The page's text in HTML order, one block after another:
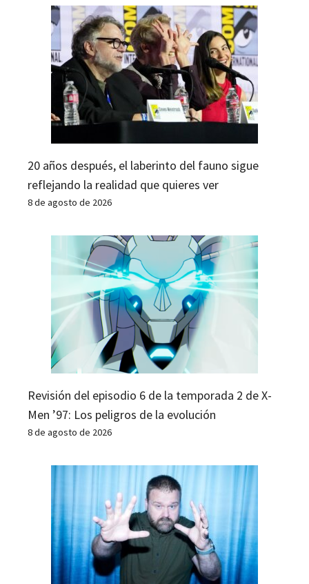
20 años después, el laberinto del fauno sigue
reflejando la realidad que quieres ver
8 de agosto de 2026
Revisión del episodio 6 de la temporada 2 de X-
Men ’97: Los peligros de la evolución
8 de agosto de 2026